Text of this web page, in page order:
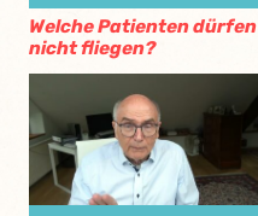
Welche Patienten dürfen
nicht fliegen?